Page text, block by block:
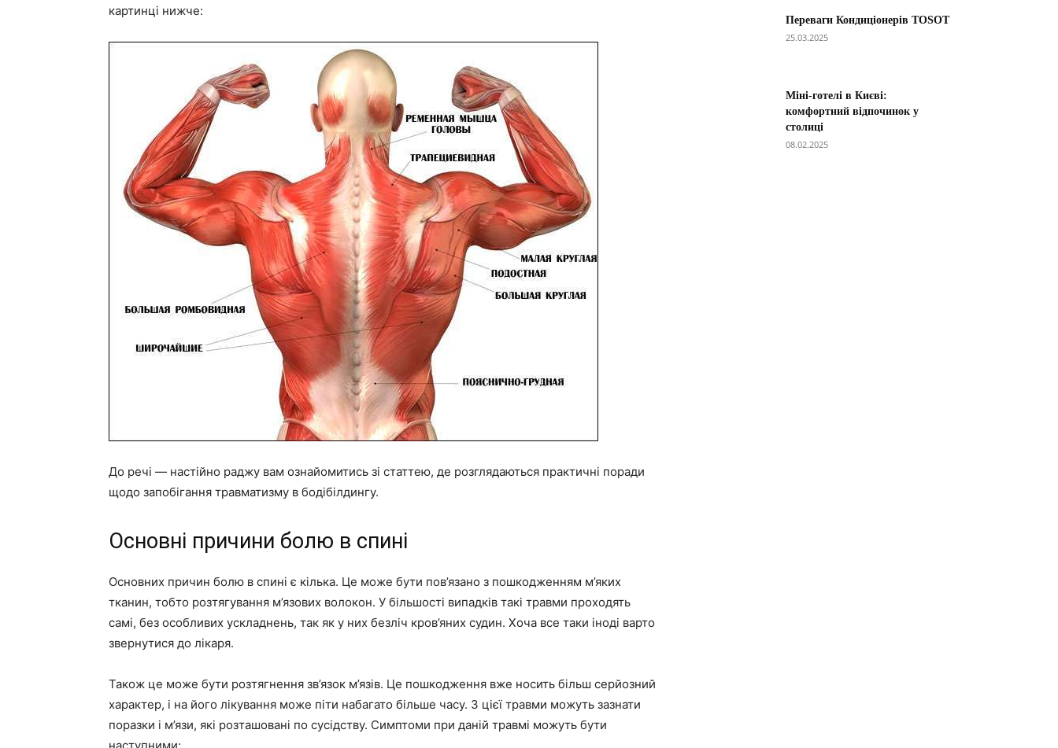
картинці нижче:
До речі — настійно раджу вам ознайомитись зі статтею, де розглядаються практичні поради
щодо запобігання травматизму в бодібілдингу.
Основні причини болю в спині
Основних причин болю в спині є кілька. Це може бути пов’язано з пошкодженням м’яких
тканин, тобто розтягування м’язових волокон. У більшості випадків такі травми проходять
самі, без особливих ускладнень, так як у них безліч кров’яних судин. Хоча все таки іноді варто
звернутися до лікаря.
Також це може бути розтягнення зв’язок м’язів. Це пошкодження вже носить більш серйозний
характер, і на його лікування може піти набагато більше часу. З цієї травми можуть зазнати
поразки і м’язи, які розташовані по сусідству. Симптоми при даній травмі можуть бути
Переваги Кондиціонерів TOSOT
25.03.2025
Міні-готелі в Києві:
комфортний відпочинок у
столиці
08.02.2025